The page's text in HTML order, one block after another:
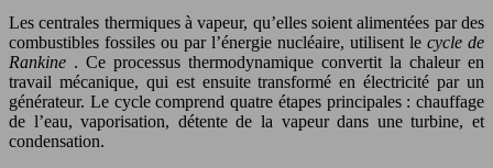
Les centrales thermiques à vapeur, qu’elles soient alimentées par des
combustibles fossiles ou par l’énergie nucléaire, utilisent le cycle de
Rankine . Ce processus thermodynamique convertit la chaleur en
travail mécanique, qui est ensuite transformé en électricité par un
générateur. Le cycle comprend quatre étapes principales : chauffage
de l’eau, vaporisation, détente de la vapeur dans une turbine, et
condensation.